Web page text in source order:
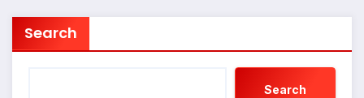
Search
Search